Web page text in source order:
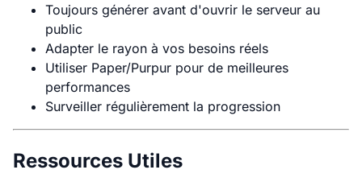
Toujours générer avant d'ouvrir le serveur au
public
Adapter le rayon à vos besoins réels
Utiliser Paper/Purpur pour de meilleures
performances
Surveiller régulièrement la progression
Ressources Utiles